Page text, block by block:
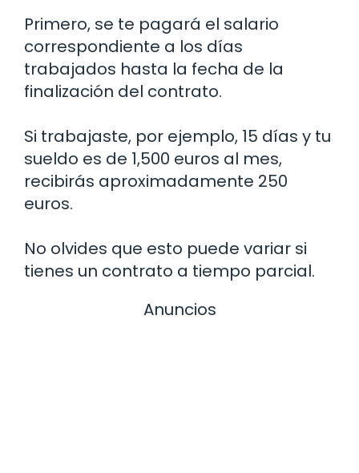
Primero, se te pagará el salario
correspondiente a los días
trabajados hasta la fecha de la
finalización del contrato.
Si trabajaste, por ejemplo, 15 días y tu
sueldo es de 1,500 euros al mes,
recibirás aproximadamente 250
euros.
No olvides que esto puede variar si
tienes un contrato a tiempo parcial.
Anuncios